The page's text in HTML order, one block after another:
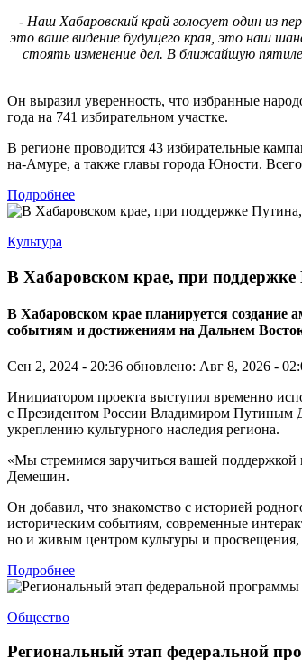
- Наш Хабаровский край голосует один из
это ваше видение будущего края, это наш
стоять изменение дел. В ближайшую
Он выразил уверенность, что избранные
года на 741 избирательном участке.
В регионе проводится 43 избирательные
на-Амуре, а также главы города Юности.
Подробнее
Культура
В Хабаровском крае, при
В Хабаровском крае планируется
событиям и достижениям на Дальнем
Сен 2, 2024 - 20:36 обновлено: Авг 8, 2026 -
Инициатором проекта выступил временно
с Президентом России Владимиром Путиным
укреплению культурного наследия региона.
«Мы стремимся заручиться вашей
Демешин.
Он добавил, что знакомство с историей
историческим событиям, современные
но и живым центром культуры и просвещения,
Подробнее
Общество
Региональный этап федеральной